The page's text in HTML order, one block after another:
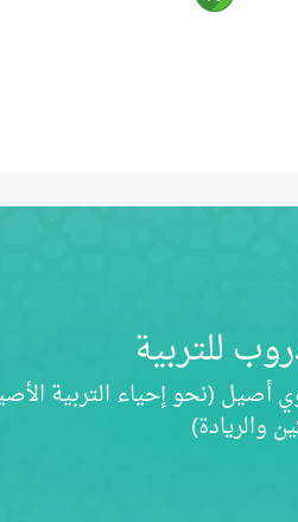
للتربية
أصيل (نحو إحياء التربية
والريادة)